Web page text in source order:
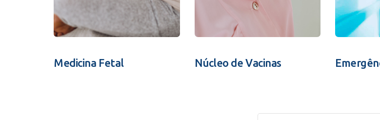
Medicina Fetal Núcleo de Vacinas